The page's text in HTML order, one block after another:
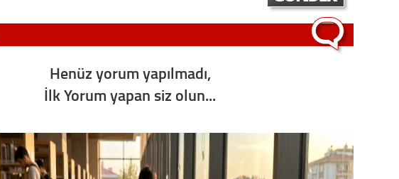
Henüz yorum yapılmadı,
İlk Yorum yapan siz olun...